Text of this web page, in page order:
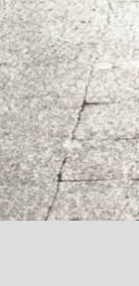
督に...
#後藤真希 #森